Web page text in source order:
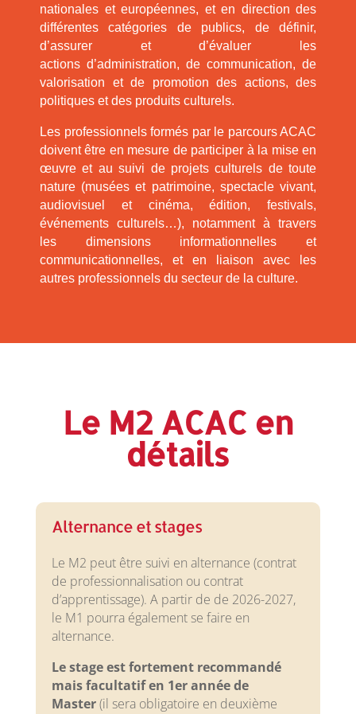
nationales et européennes, et en direction des
différentes catégories de publics, de définir,
d’assurer et d’évaluer les
actions d’administration, de communication, de
valorisation et de promotion des actions, des
politiques et des produits culturels.
Les professionnels formés par le parcours ACAC
doivent être en mesure de participer à la mise en
œuvre et au suivi de projets culturels de toute
nature (musées et patrimoine, spectacle vivant,
audiovisuel et cinéma, édition, festivals,
événements culturels…), notamment à travers
les dimensions informationnelles et
communicationnelles, et en liaison avec les
autres professionnels du secteur de la culture.
Le M2 ACAC en
détails
Alternance et stages
Le M2 peut être suivi en alternance (contrat
de professionnalisation ou contrat
d’apprentissage). A partir de de 2026-2027,
le M1 pourra également se faire en
alternance.
Lestageest fortement recommandé
mais facultatif en 1er année de
Master(il sera obligatoire en deuxième